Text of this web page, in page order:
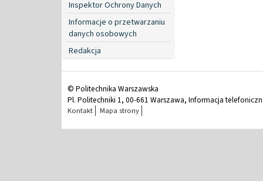
Inspektor Ochrony Danych
Informacje o przetwarzaniu
danych osobowych
Redakcja
© Politechnika Warszawska
Pl. Politechniki 1, 00-661 Warszawa, Informacja
Kontakt Mapa strony